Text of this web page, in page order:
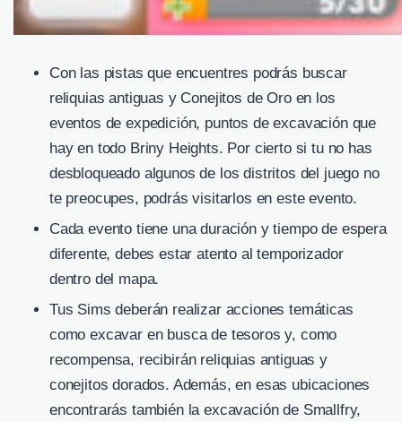
Con las pistas que encuentres podrás buscar
reliquias antiguas y Conejitos de Oro en los
eventos de expedición, puntos de excavación que
hay en todo Briny Heights. Por cierto si tu no has
desbloqueado algunos de los distritos del juego no
te preocupes, podrás visitarlos en este evento.
Cada evento tiene una duración y tiempo de espera
diferente, debes estar atento al temporizador
dentro del mapa.
Tus Sims deberán realizar acciones temáticas
como excavar en busca de tesoros y, como
recompensa, recibirán reliquias antiguas y
conejitos dorados. Además, en esas ubicaciones
encontrarás también la excavación de Smallfry,